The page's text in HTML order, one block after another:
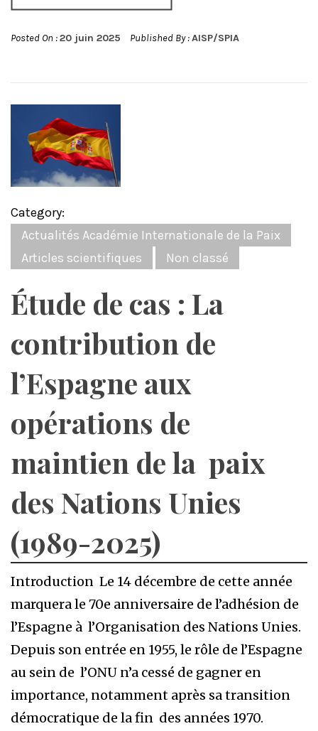
Posted On :20 juin 2025 Published By :AISP/SPIA
Category:
Actualités Académie Internationale de la Paix
Articles scientifiques
Non classé
Étude de cas : La
contribution de
l’Espagne aux
opérations de
maintien de la paix
des Nations Unies
(1989-2025)
Introduction Le 14 décembre de cette année
marquera le 70e anniversaire de l’adhésion de
l’Espagne à l’Organisation des Nations Unies.
Depuis son entrée en 1955, le rôle de l’Espagne
au sein de l’ONU n’a cessé de gagner en
importance, notamment après sa transition
démocratique de la fin des années 1970.